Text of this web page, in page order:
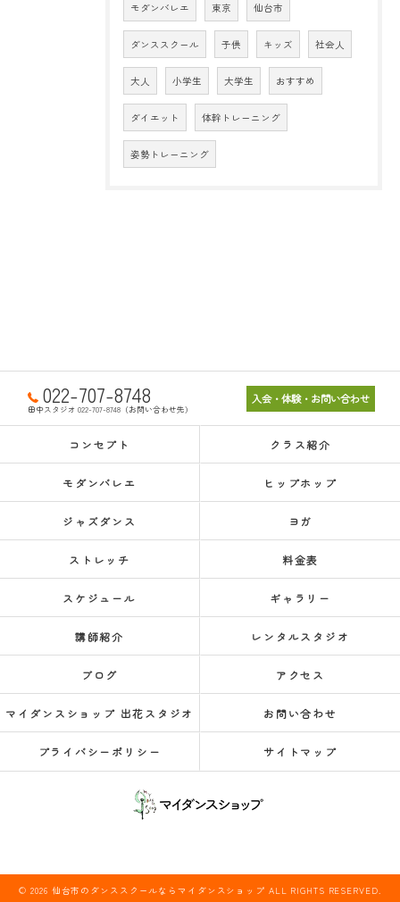
モダンバレエ 東京 仙台市
ダンススクール 子供 キッズ 社会人
大人 小学生 大学生 おすすめ
ダイエット 体幹トレーニング
姿勢トレーニング
022-707-8748
田中スタジオ 022-707-8748（お問い合わせ先）
入会・体験・お問い合わせ
コンセプト クラス紹介
モダンバレエ ヒップホップ
ジャズダンス ヨガ
ストレッチ 料金表
スケジュール ギャラリー
講師紹介 レンタルスタジオ
ブログ アクセス
マイダンスショップ 出花スタジオ お問い合わせ
プライバシーポリシー サイトマップ
© 2026 仙台市のダンススクールならマイダンスショップ ALL RIGHTS RESERVED.